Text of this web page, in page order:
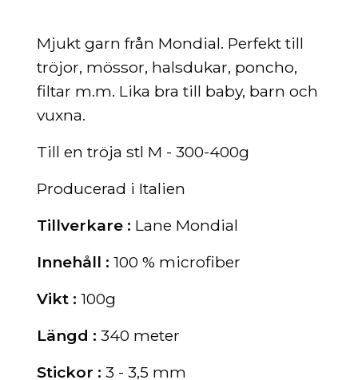
Mjukt garn från Mondial. Perfekt till
tröjor, mössor, halsdukar, poncho,
filtar m.m. Lika bra till baby, barn och
vuxna.
Till en tröja stl M - 300-400g
Producerad i Italien
Tillverkare : Lane Mondial
Innehåll : 100 % microfiber
Vikt : 100g
Längd : 340 meter
Stickor : 3 - 3,5 mm